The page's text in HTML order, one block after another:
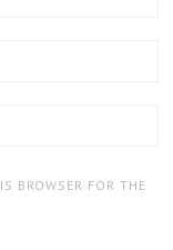
BROWSER FOR THE